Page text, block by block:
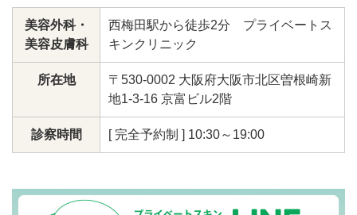
美容外科・
美容皮膚科
西梅田駅から徒歩2分 プライベートス
キンクリニック
所在地
〒530-0002 大阪府大阪市北区曽根崎新
地1-3-16 京富ビル2階
診察時間 [ 完全予約制 ] 10:30～19:00